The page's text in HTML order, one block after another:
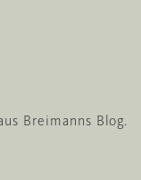
Breimanns Blog.